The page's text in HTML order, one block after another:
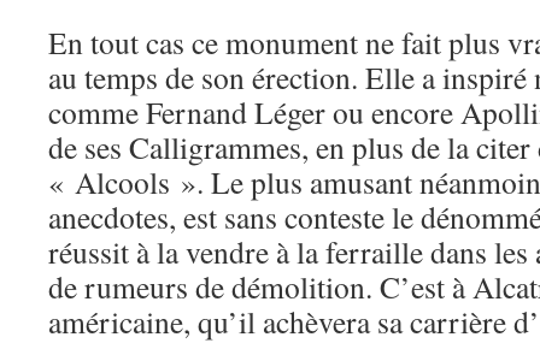
En tout cas ce monument ne fait plus
au temps de son érection. Elle a inspiré
comme Fernand Léger ou encore
de ses Calligrammes, en plus de la
« Alcools ». Le plus amusant
anecdotes, est sans conteste le
réussit à la vendre à la ferraille dans
de rumeurs de démolition. C’est à
américaine, qu’il achèvera sa carrière